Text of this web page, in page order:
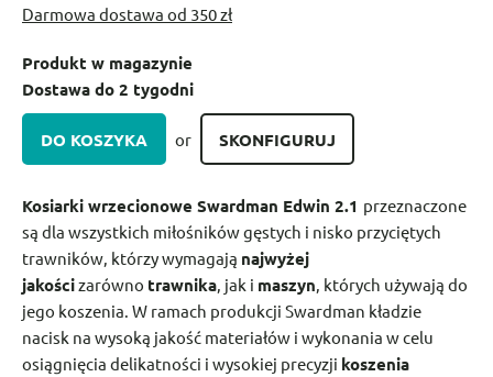
Darmowa dostawa od 350 zł
Produkt w magazynie
Dostawa do 2 tygodni
DO KOSZYKA or SKONFIGURUJ
Kosiarki wrzecionowe Swardman Edwin 2.1 przeznaczone
są dla wszystkich miłośników gęstych i nisko przyciętych
trawników, którzy wymagają najwyżej
jakościzarówno trawnika, jak i maszyn, których używają do
jego koszenia. W ramach produkcji Swardman kładzie
nacisk na wysoką jakość materiałów i wykonania w celu
osiągnięcia delikatności i wysokiej precyzji koszenia